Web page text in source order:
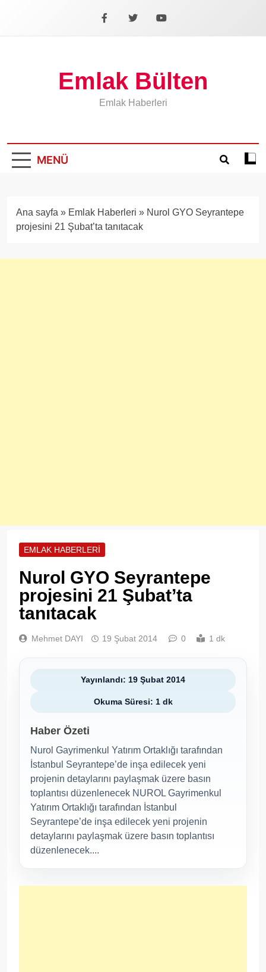
Facebook
X YouTube
Emlak Bülten
Emlak Haberleri
MENÜ
Koyu
Ana sayfa » Emlak Haberleri » Nurol GYO Seyrantepe
projesini 21 Şubat’ta tanıtacak
EMLAK HABERLERI
Nurol GYO Seyrantepe
projesini 21 Şubat’ta
tanıtacak
Mehmet DAYI 19 Şubat 2014 0 1 dk
Yayınlandı: 19 Şubat 2014
Okuma Süresi: 1 dk
Haber Özeti
Nurol Gayrimenkul Yatırım Ortaklığı tarafından
İstanbul Seyrantepe’de inşa edilecek yeni
projenin detaylarını paylaşmak üzere basın
toplantısı düzenlenecek NUROL Gayrimenkul
Yatırım Ortaklığı tarafından İstanbul
Seyrantepe’de inşa edilecek yeni projenin
detaylarını paylaşmak üzere basın toplantısı
düzenlenecek....